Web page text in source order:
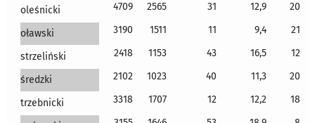
oleśnicki 4709 2565 31 12,9 20
oławski 3190 1511 11 9,4 21
strzeliński 2418 1153 43 16,5 12
średzki 2102 1023 40 11,3 20
trzebnicki 3318 1707 12 12,2 18